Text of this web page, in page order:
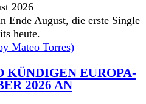
2026
Ende August, die erste Single
heute.
KÜNDIGEN EUROPA-
2026 AN